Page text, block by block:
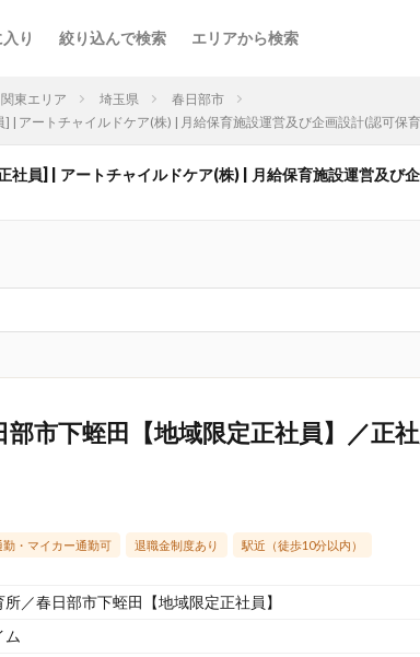
り 絞り込んで検索 エリアから検索
関東エリア 埼玉県
春日部市
アートチャイルドケア(株) | 月給保育施設運営及び企画設計(認可
員] | アートチャイルドケア(株) | 月給保育施設運営及び
市下蛭田【地域限定正社員】／正
勤・マイカー通勤可 退職金制度あり 駅近（徒歩10分以内）
／春日部市下蛭田【地域限定正社員】
ム